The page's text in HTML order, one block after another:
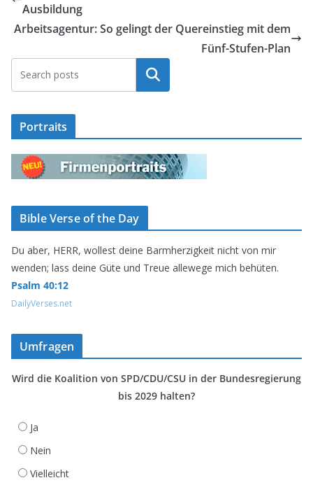
Ausbildung
Arbeitsagentur: So gelingt der Quereinstieg mit dem
Fünf-Stufen-Plan
Suchen
Portraits
Bible Verse of the Day
Du aber, HERR, wollest deine Barmherzigkeit nicht von mir
wenden; lass deine Güte und Treue allewege mich behüten.
Psalm 40:12
DailyVerses.net
Umfragen
Wird die Koalition von SPD/CDU/CSU in der Bundesregierung
bis 2029 halten?
Ja
Nein
Vielleicht